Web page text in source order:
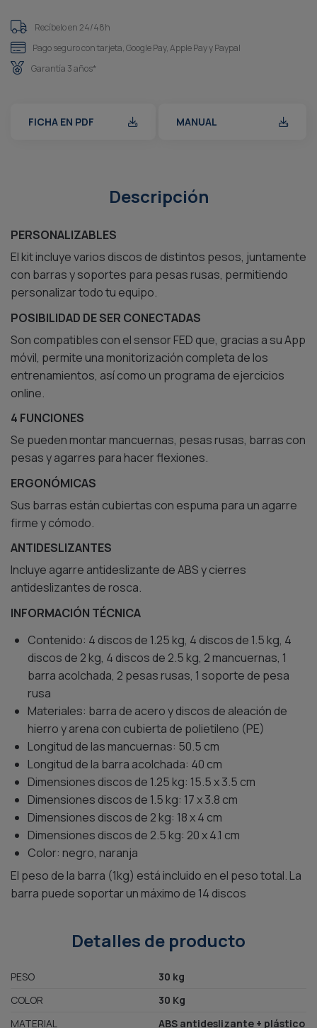
Recíbelo en 24/48h
Pago seguro con tarjeta, Google Pay, Apple Pay y Paypal
Garantía 3 años*
FICHA EN PDF MANUAL
Descripción
PERSONALIZABLES
El kit incluye varios discos de distintos pesos, juntamente
con barras y soportes para pesas rusas, permitiendo
personalizar todo tu equipo.
POSIBILIDAD DE SER CONECTADAS
Son compatibles con el sensor FED que, gracias a su App
móvil, permite una monitorización completa de los
entrenamientos, así como un programa de ejercicios
online.
4 FUNCIONES
Se pueden montar mancuernas, pesas rusas, barras con
pesas y agarres para hacer flexiones.
ERGONÓMICAS
Sus barras están cubiertas con espuma para un agarre
firme y cómodo.
ANTIDESLIZANTES
Incluye agarre antideslizante de ABS y cierres
antideslizantes de rosca.
INFORMACIÓN TÉCNICA
Contenido: 4 discos de 1.25 kg, 4 discos de 1.5 kg, 4
discos de 2 kg, 4 discos de 2.5 kg, 2 mancuernas, 1
barra acolchada, 2 pesas rusas, 1 soporte de pesa
rusa
Materiales: barra de acero y discos de aleación de
hierro y arena con cubierta de polietileno (PE)
Longitud de las mancuernas: 50.5 cm
Longitud de la barra acolchada: 40 cm
Dimensiones discos de 1.25 kg: 15.5 x 3.5 cm
Dimensiones discos de 1.5 kg: 17 x 3.8 cm
Dimensiones discos de 2 kg: 18 x 4 cm
Dimensiones discos de 2.5 kg: 20 x 4.1 cm
Color: negro, naranja
El peso de la barra (1kg) está incluido en el peso total. La
barra puede soportar un máximo de 14 discos
Detalles de producto
PESO
30 kg
COLOR
30 Kg
MATERIAL
ABS antideslizante + plástico